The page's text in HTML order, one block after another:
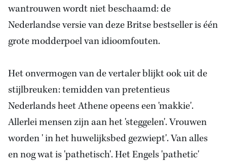
wantrouwen wordt niet beschaamd: de
Nederlandse versie van deze Britse bestseller is één
grote modderpoel van idioomfouten.
Het onvermogen van de vertaler blijkt ook uit de
stijlbreuken: temidden van pretentieus
Nederlands heet Athene opeens een 'makkie'.
Allerlei mensen zijn aan het 'steggelen'. Vrouwen
worden ' in het huwelijksbed gezwiept'. Van alles
en nog wat is 'pathetisch'. Het Engels 'pathetic'